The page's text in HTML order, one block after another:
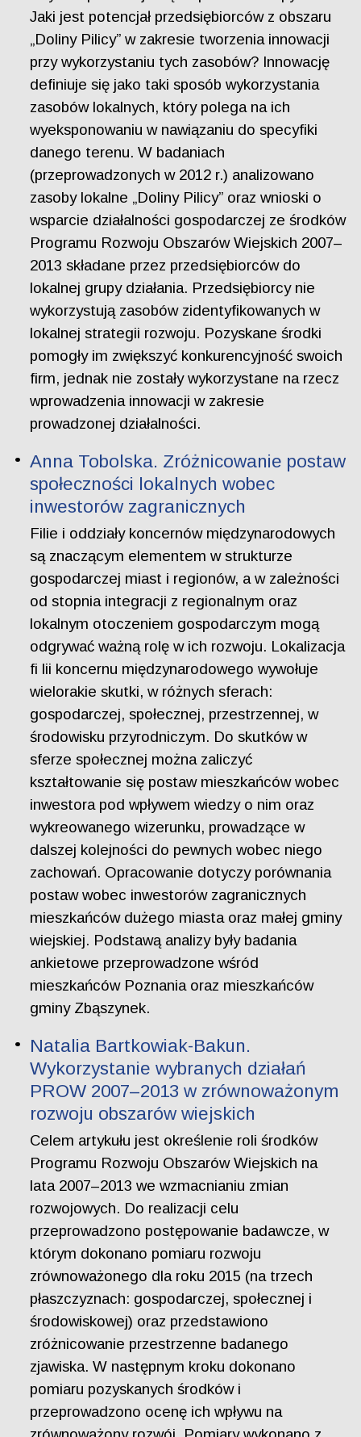
Jaki jest potencjał przedsiębiorców z obszaru
„Doliny Pilicy” w zakresie tworzenia innowacji
przy wykorzystaniu tych zasobów? Innowację
definiuje się jako taki sposób wykorzystania
zasobów lokalnych, który polega na ich
wyeksponowaniu w nawiązaniu do specyfiki
danego terenu. W badaniach
(przeprowadzonych w 2012 r.) analizowano
zasoby lokalne „Doliny Pilicy” oraz wnioski o
wsparcie działalności gospodarczej ze środków
Programu Rozwoju Obszarów Wiejskich 2007–
2013 składane przez przedsiębiorców do
lokalnej grupy działania. Przedsiębiorcy nie
wykorzystują zasobów zidentyfikowanych w
lokalnej strategii rozwoju. Pozyskane środki
pomogły im zwiększyć konkurencyjność swoich
firm, jednak nie zostały wykorzystane na rzecz
wprowadzenia innowacji w zakresie
prowadzonej działalności.
Anna Tobolska. Zróżnicowanie postaw
społeczności lokalnych wobec
inwestorów zagranicznych
Filie i oddziały koncernów międzynarodowych
są znaczącym elementem w strukturze
gospodarczej miast i regionów, a w zależności
od stopnia integracji z regionalnym oraz
lokalnym otoczeniem gospodarczym mogą
odgrywać ważną rolę w ich rozwoju. Lokalizacja
fi lii koncernu międzynarodowego wywołuje
wielorakie skutki, w różnych sferach:
gospodarczej, społecznej, przestrzennej, w
środowisku przyrodniczym. Do skutków w
sferze społecznej można zaliczyć
kształtowanie się postaw mieszkańców wobec
inwestora pod wpływem wiedzy o nim oraz
wykreowanego wizerunku, prowadzące w
dalszej kolejności do pewnych wobec niego
zachowań. Opracowanie dotyczy porównania
postaw wobec inwestorów zagranicznych
mieszkańców dużego miasta oraz małej gminy
wiejskiej. Podstawą analizy były badania
ankietowe przeprowadzone wśród
mieszkańców Poznania oraz mieszkańców
gminy Zbąszynek.
Natalia Bartkowiak-Bakun.
Wykorzystanie wybranych działań
PROW 2007–2013 w zrównoważonym
rozwoju obszarów wiejskich
Celem artykułu jest określenie roli środków
Programu Rozwoju Obszarów Wiejskich na
lata 2007–2013 we wzmacnianiu zmian
rozwojowych. Do realizacji celu
przeprowadzono postępowanie badawcze, w
którym dokonano pomiaru rozwoju
zrównoważonego dla roku 2015 (na trzech
płaszczyznach: gospodarczej, społecznej i
środowiskowej) oraz przedstawiono
zróżnicowanie przestrzenne badanego
zjawiska. W następnym kroku dokonano
pomiaru pozyskanych środków i
przeprowadzono ocenę ich wpływu na